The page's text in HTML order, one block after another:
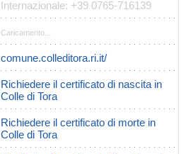
Internazionale: +39 0765-716139
Caricamento...
comune.colleditora.ri.it/
Richiedere il certificato di nascita in
Colle di Tora
Richiedere il certificato di morte in
Colle di Tora